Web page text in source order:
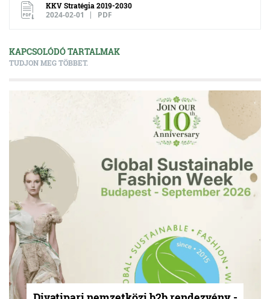
KKV Stratégia 2019-2030
2024-02-01 PDF
KAPCSOLÓDÓ TARTALMAK
TUDJON MEG TÖBBET.